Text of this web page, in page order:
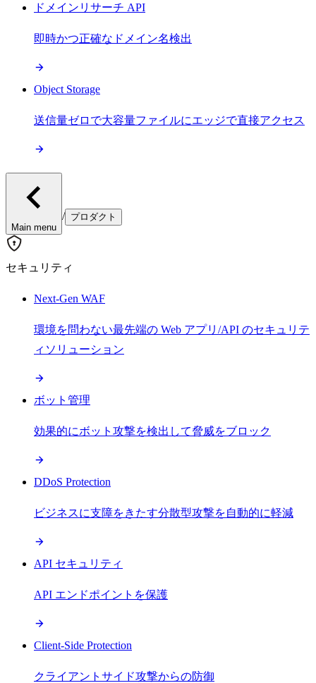
ドメインリサーチ API
即時かつ正確なドメイン名検出
Object Storage
送信量ゼロで大容量ファイルにエッジで直接アクセス
Main menu
/ プロダクト
セキュリティ
Next-Gen WAF
環境を問わない最先端の Web アプリ/API のセキュリテ
ィソリューション
ボット管理
効果的にボット攻撃を検出して脅威をブロック
DDoS Protection
ビジネスに支障をきたす分散型攻撃を自動的に軽減
API セキュリティ
API エンドポイントを保護
Client-Side Protection
クライアントサイド攻撃からの防御